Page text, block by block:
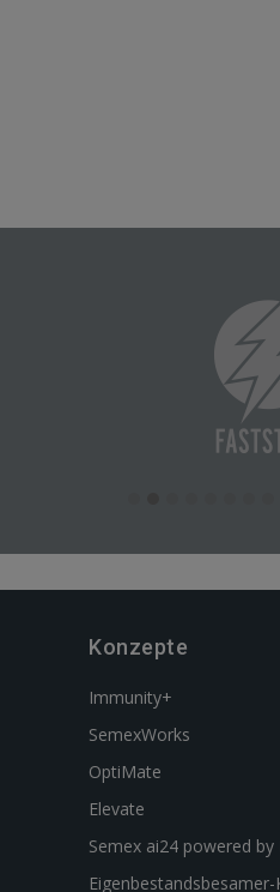
Konzepte
Immunity+
SemexWorks
OptiMate
Elevate
Semex ai24 powered
Eigenbestandsbesamer-